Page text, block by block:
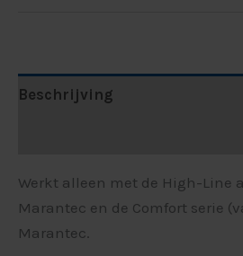
Beschrijving
Werkt alleen met de High-Line
Marantec en de Comfort serie
Marantec.